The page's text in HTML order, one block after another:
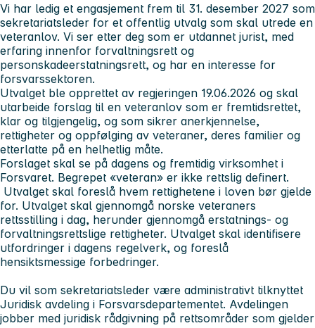
Vi har ledig et engasjement frem til 31. desember 2027 som
sekretariatsleder for et offentlig utvalg som skal utrede en
veteranlov. Vi ser etter deg som er utdannet jurist, med
erfaring innenfor forvaltningsrett og
personskadeerstatningsrett, og har en interesse for
forsvarssektoren.
Utvalget ble opprettet av regjeringen 19.06.2026 og skal
utarbeide forslag til en veteranlov som er fremtidsrettet,
klar og tilgjengelig, og som sikrer anerkjennelse,
rettigheter og oppfølging av veteraner, deres familier og
etterlatte på en helhetlig måte.
Forslaget skal se på dagens og fremtidig virksomhet i
Forsvaret. Begrepet «veteran» er ikke rettslig definert.
Utvalget skal foreslå hvem rettighetene i loven bør gjelde
for. Utvalget skal gjennomgå norske veteraners
rettsstilling i dag, herunder gjennomgå erstatnings- og
forvaltningsrettslige rettigheter. Utvalget skal identifisere
utfordringer i dagens regelverk, og foreslå
hensiktsmessige forbedringer.
Du vil som sekretariatsleder være administrativt tilknyttet
Juridisk avdeling i Forsvarsdepartementet. Avdelingen
jobber med juridisk rådgivning på rettsområder som gjelder